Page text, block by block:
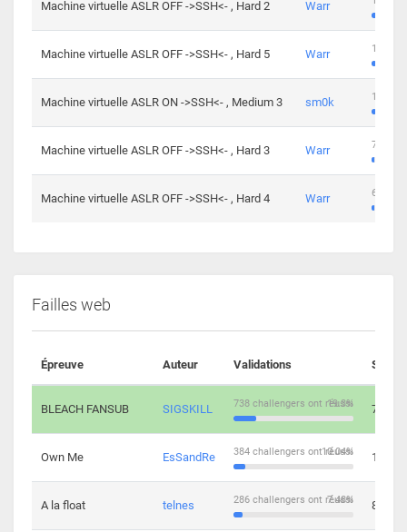
Machine virtuelle ASLR OFF ->SSH<- , Hard 2 Warr
Machine virtuelle ASLR OFF ->SSH<- , Hard 5 Warr 115
Machine virtuelle ASLR ON ->SSH<- , Medium 3 sm0k 115
Machine virtuelle ASLR OFF ->SSH<- , Hard 3 Warr 76
Machine virtuelle ASLR OFF ->SSH<- , Hard 4 Warr 63
Failles web
Épreuve Auteur Validations
BLEACH FANSUB SIGSKILL 19.3%
738 challengers ont réussi 7
Own Me EsSandRe 10.04%
384 challengers ont réussi 13
A la float telnes 7.48%
286 challengers ont réussi 8